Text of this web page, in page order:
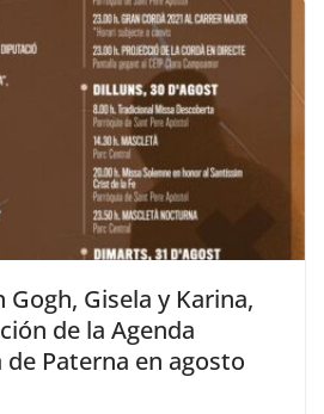
Gogh, Gisela y Karina,
de la Agenda
Paterna en agosto